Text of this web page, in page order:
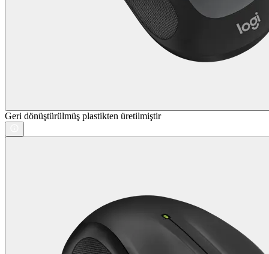
Geri dönüştürülmüş plastikten üretilmiştir